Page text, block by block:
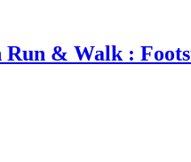
& Walk :